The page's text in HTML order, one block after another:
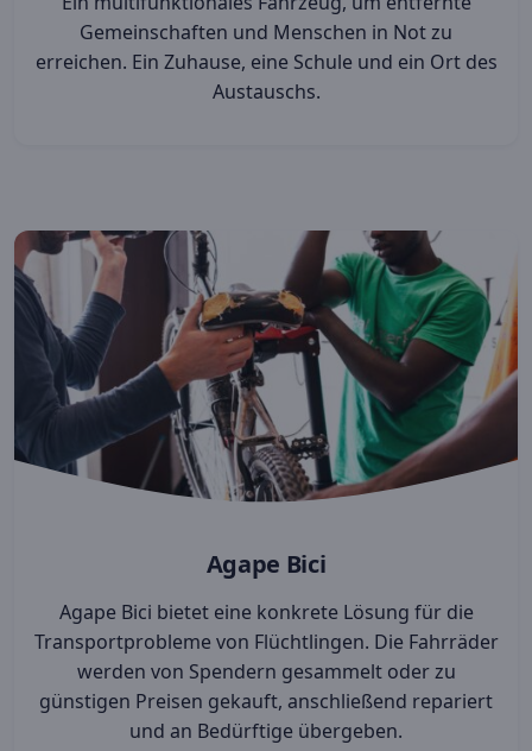
Gemeinschaften und Menschen in Not zu
erreichen. Ein Zuhause, eine Schule und ein Ort des
Austauschs.
Agape Bici
Agape Bici bietet eine konkrete Lösung für die
Transportprobleme von Flüchtlingen. Die Fahrräder
werden von Spendern gesammelt oder zu
günstigen Preisen gekauft, anschließend repariert
und an Bedürftige übergeben.